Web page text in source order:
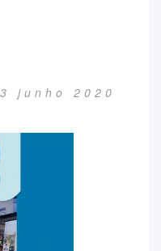
junho 2020